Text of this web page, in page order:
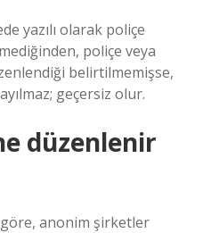
yazılı olarak poliçe
poliçe veya
belirtilmemişse,
geçersiz olur.
düzenlenir
anonim şirketler